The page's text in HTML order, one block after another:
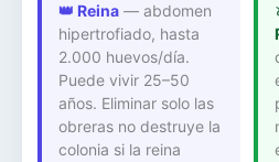
👑 Reina — abdomen
hipertrofiado, hasta
2.000 huevos/día.
Puede vivir 25–50
años. Eliminar solo las
obreras no destruye la
colonia si la reina